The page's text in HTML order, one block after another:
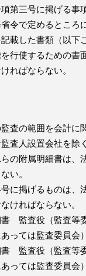
三号に掲げる事
令で定めるところ
載した書類（以下
行使するための書
ればならない。
査の範囲を会計に
査人設置会社を除
の附属明細書は、
い。
に掲げるものは、
ければならない。
監査役（監査等
っては監査委員会
監査役（監査等
っては監査委員会）